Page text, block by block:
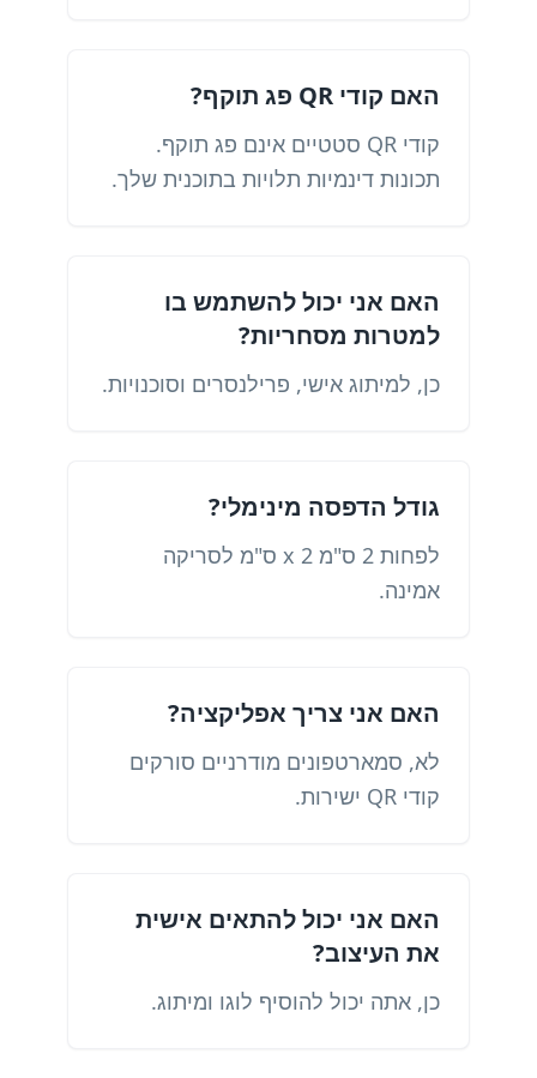
האם קודי QR פג תוקף?
קודי QR סטטיים אינם פג תוקף.
תכונות דינמיות תלויות בתוכנית שלך.
האם אני יכול להשתמש בו
למטרות מסחריות?
כן, למיתוג אישי, פרילנסרים וסוכנויות.
גודל הדפסה מינימלי?
לפחות 2 ס"מ x 2 ס"מ לסריקה
אמינה.
האם אני צריך אפליקציה?
לא, סמארטפונים מודרניים סורקים
קודי QR ישירות.
האם אני יכול להתאים אישית
את העיצוב?
כן, אתה יכול להוסיף לוגו ומיתוג.